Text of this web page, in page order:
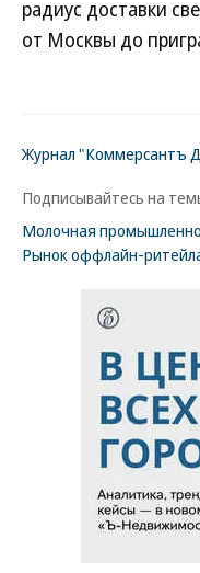
радиус доставки
от Москвы до
Журнал "Коммерсантъ
Подписывайтесь на
Молочная
Рынок оффлайн-